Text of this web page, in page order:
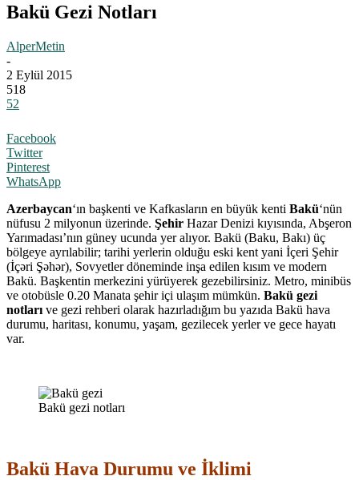
Bakü Gezi Notları
AlperMetin
-
2 Eylül 2015
518
52
Facebook
Twitter
Pinterest
WhatsApp
Azerbaycan‘ın başkenti ve Kafkasların en büyük kenti Bakü‘nün
nüfusu 2 milyonun üzerinde. Şehir Hazar Denizi kıyısında, Abşeron
Yarımadası’nın güney ucunda yer alıyor. Bakü (Baku, Bakı) üç
bölgeye ayrılabilir; tarihi yerlerin olduğu eski kent yani İçeri Şehir
(İçəri Şəhər), Sovyetler döneminde inşa edilen kısım ve modern
Bakü. Başkentin merkezini yürüyerek gezebilirsiniz. Metro, minibüs
ve otobüsle 0.20 Manata şehir içi ulaşım mümkün. Bakü gezi
notları ve gezi rehberi olarak hazırladığım bu yazıda Bakü hava
durumu, haritası, konumu, yaşam, gezilecek yerler ve gece hayatı
var.
Bakü gezi notları
Bakü Hava Durumu ve İklimi